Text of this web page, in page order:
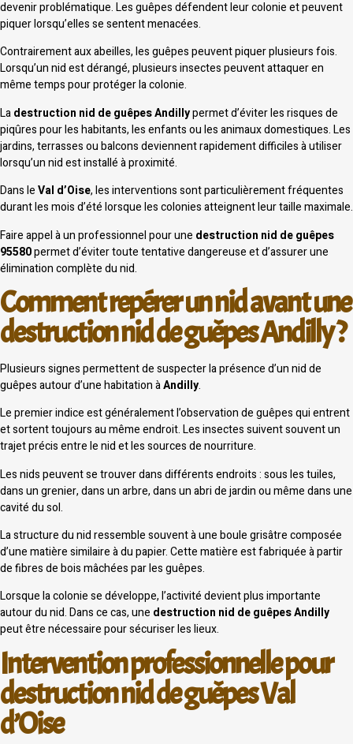
devenir problématique. Les guêpes défendent leur colonie et peuvent
piquer lorsqu’elles se sentent menacées.
Contrairement aux abeilles, les guêpes peuvent piquer plusieurs fois.
Lorsqu’un nid est dérangé, plusieurs insectes peuvent attaquer en
même temps pour protéger la colonie.
Ladestruction nid de guêpes Andillypermet d’éviter les risques de
piqûres pour les habitants, les enfants ou les animaux domestiques. Les
jardins, terrasses ou balcons deviennent rapidement difficiles à utiliser
lorsqu’un nid est installé à proximité.
Dans leVal d’Oise, les interventions sont particulièrement fréquentes
durant les mois d’été lorsque les colonies atteignent leur taille maximale.
Faire appel à un professionnel pour une destruction nid de guêpes
95580permet d’éviter toute tentative dangereuse et d’assurer une
élimination complète du nid.
Comment repérer un nid avant une
destruction nid de guêpes Andilly ?
Plusieurs signes permettent de suspecter la présence d’un nid de
guêpes autour d’une habitation àAndilly.
Le premier indice est généralement l’observation de guêpes qui entrent
et sortent toujours au même endroit. Les insectes suivent souvent un
trajet précis entre le nid et les sources de nourriture.
Les nids peuvent se trouver dans différents endroits : sous les tuiles,
dans un grenier, dans un arbre, dans un abri de jardin ou même dans une
cavité du sol.
La structure du nid ressemble souvent à une boule grisâtre composée
d’une matière similaire à du papier. Cette matière est fabriquée à partir
de fibres de bois mâchées par les guêpes.
Lorsque la colonie se développe, l’activité devient plus importante
autour du nid. Dans ce cas, une destruction nid de guêpes Andilly
peut être nécessaire pour sécuriser les lieux.
Intervention professionnelle pour
destruction nid de guêpes Val
d’Oise